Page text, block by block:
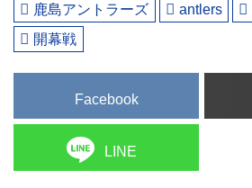
鹿島アントラーズ
antlers
開幕戦
Facebook
LINE